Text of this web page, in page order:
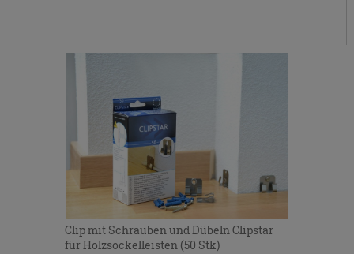
Clip mit Schrauben und Dübeln Clipstar
für Holzsockelleisten (50 Stk)